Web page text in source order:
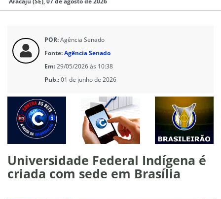
POR:Agência Senado
Fonte:Agência Senado
Em:29/05/2026 às 10:38
Pub.:01 de junho de 2026
Universidade Federal Indígena é
criada com sede em Brasília